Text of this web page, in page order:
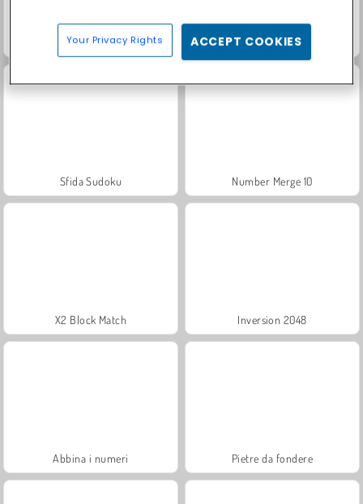
Sudoku Deluxe Quick Sudoku
Sfida Sudoku Number Merge 10
X2 Block Match Inversion 2048
Abbina i numeri Pietre da fondere
Your Privacy Rights ACCEPT COOKIES